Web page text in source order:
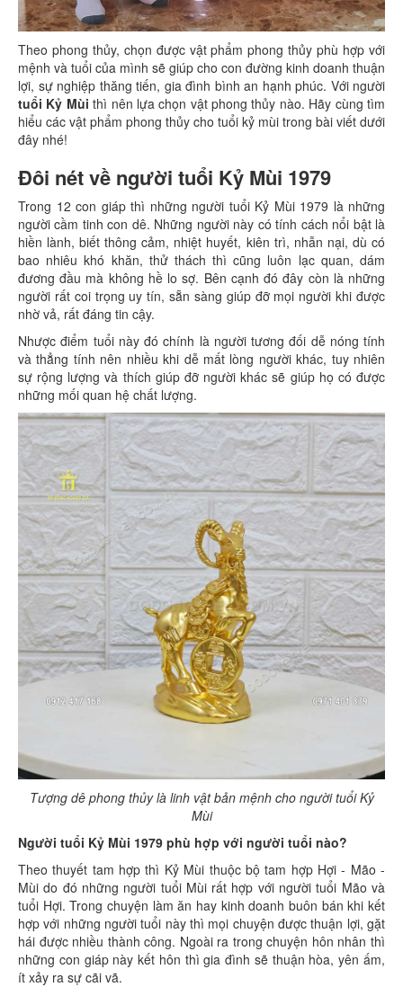
Theo phong thủy, chọn được vật phẩm phong thủy phù hợp với
mệnh và tuổi của mình sẽ giúp cho con đường kinh doanh thuận
lợi, sự nghiệp thăng tiến, gia đình bình an hạnh phúc. Với người
tuổi Kỷ Mùi thì nên lựa chọn vật phong thủy nào. Hãy cùng tìm
hiểu các vật phẩm phong thủy cho tuổi kỷ mùi trong bài viết dưới
đây nhé!
Đôi nét về người tuổi Kỷ Mùi 1979
Trong 12 con giáp thì những người tuổi Kỷ Mùi 1979 là những
người cầm tinh con dê. Những người này có tính cách nổi bật là
hiền lành, biết thông cảm, nhiệt huyết, kiên trì, nhẫn nại, dù có
bao nhiêu khó khăn, thử thách thì cũng luôn lạc quan, dám
đương đầu mà không hề lo sợ. Bên cạnh đó đây còn là những
người rất coi trọng uy tín, sẵn sàng giúp đỡ mọi người khi được
nhờ vả, rất đáng tin cậy.
Nhược điểm tuổi này đó chính là người tương đối dễ nóng tính
và thẳng tính nên nhiều khi dễ mất lòng người khác, tuy nhiên
sự rộng lượng và thích giúp đỡ người khác sẽ giúp họ có được
những mối quan hệ chất lượng.
Tượng dê phong thủy là linh vật bản mệnh cho người tuổi Kỷ
Mùi
Người tuổi Kỷ Mùi 1979 phù hợp với người tuổi nào?
Theo thuyết tam hợp thì Kỷ Mùi thuộc bộ tam hợp Hợi - Mão -
Mùi do đó những người tuổi Mùi rất hợp với người tuổi Mão và
tuổi Hợi. Trong chuyện làm ăn hay kinh doanh buôn bán khi kết
hợp với những người tuổi này thì mọi chuyện được thuận lợi, gặt
hái được nhiều thành công. Ngoài ra trong chuyện hôn nhân thì
những con giáp này kết hôn thì gia đình sẽ thuận hòa, yên ấm,
ít xảy ra sự cãi vã.